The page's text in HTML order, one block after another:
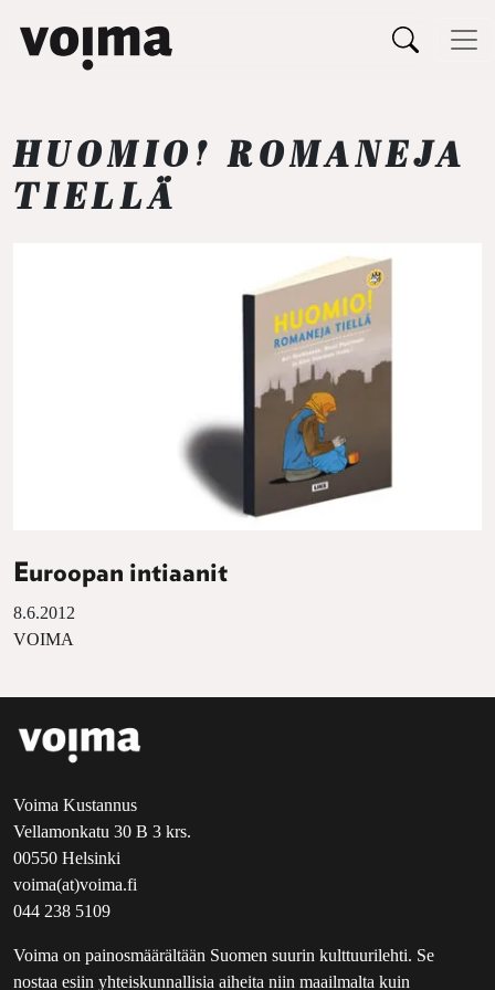
Päävalikko
HUOMIO! ROMANEJA
TIELLÄ
Euroopan intiaanit
8.6.2012
VOIMA
Voima Kustannus
Vellamonkatu 30 B 3 krs.
00550 Helsinki
voima(at)voima.fi
044 238 5109
Voima on painosmäärältään Suomen suurin kulttuurilehti. Se
nostaa esiin yhteiskunnallisia aiheita niin maailmalta kuin